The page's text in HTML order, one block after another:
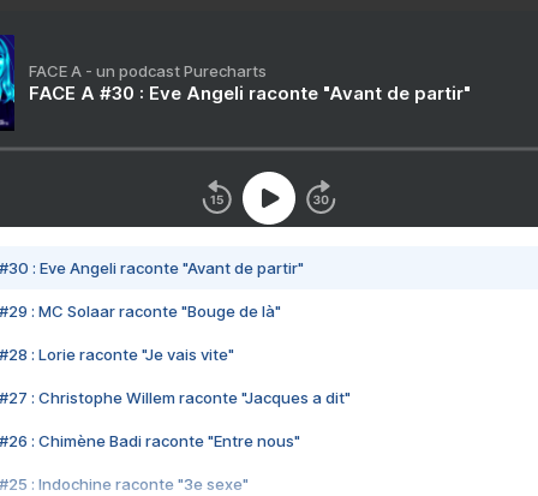
FACE A - un podcast Purecharts
FACE A #30 : Eve Angeli raconte "Avant de partir"
#30 : Eve Angeli raconte "Avant de partir"
#29 : MC Solaar raconte "Bouge de là"
#28 : Lorie raconte "Je vais vite"
#27 : Christophe Willem raconte "Jacques a dit"
#26 : Chimène Badi raconte "Entre nous"
#25 : Indochine raconte "3e sexe"